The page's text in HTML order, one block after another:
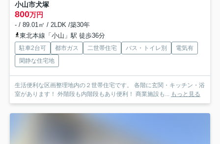
小山市犬塚
800万円
- / 89.01㎡ / 2LDK /築30年
東北本線「小山」駅 徒歩36分
駐車2台可 都市ガス 二世帯住宅 バス・トイレ別
電気有
閑静な住宅地
生活便利な区画整理地内の２世帯住宅です。 各階に玄関・キッチン・浴
室があります！ 外階段も内階段もあり便利！ 商業施設も... もっと見る